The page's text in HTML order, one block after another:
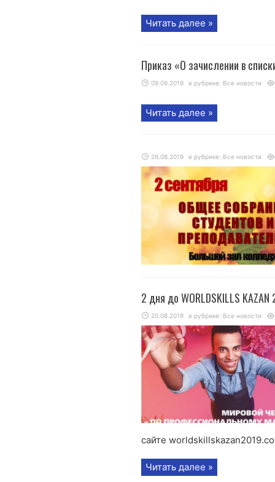
Читать далее »
Приказ «О зачислении в
09.09.2019 в рубрике: Все новости
Читать далее »
26.08.2019 в рубрике: Все новости
2 дня до WORLDSKILLS KAZAN
20.08.2019 в рубрике: Все новости
сайте
Читать далее »